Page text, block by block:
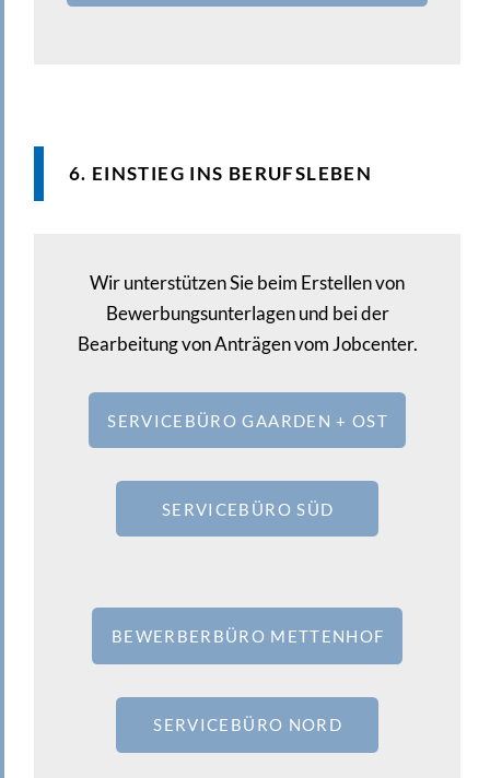
6. EINSTIEG INS BERUFSLEBEN
Wir unterstützen Sie beim Erstellen von
Bewerbungsunterlagen und bei der
Bearbeitung von Anträgen vom Jobcenter.
SERVICEBÜRO GAARDEN + OST
SERVICEBÜRO SÜD
BEWERBERBÜRO METTENHOF
SERVICEBÜRO NORD